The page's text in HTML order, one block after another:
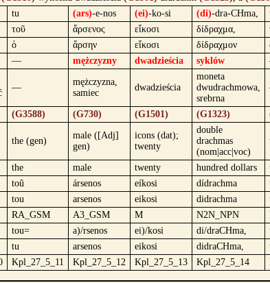
tu (ars)-e-nos (ei)-ko-si (di)-dra-CHma,
τοῦ ἄρσενος εἴκοσι δίδραχμα,
ὁ ἄρσην εἴκοσι δίδραχμον
— mężczyzny dwadzieścia syklów
—
mężczyzna,
samiec
dwadzieścia
moneta
dwudrachmowa,
srebrna
(G3588) (G730) (G1501) (G1323)
the (gen)
male ([Adj]
gen)
icons (dat);
twenty
double
drachmas
(nom|acc|voc)
the male twenty hundred dollars
toû ársenos eíkosi dídrachma
tou arsenos eikosi didrachma
RA_GSM A3_GSM M N2N_NPN
tou= a)/rsenos ei)/kosi di/draCHma,
tu arsenos eikosi didraCHma,
Kpl_27_5_11 Kpl_27_5_12 Kpl_27_5_13 Kpl_27_5_14